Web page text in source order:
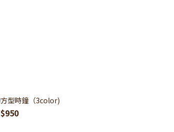
型時鐘（3color)